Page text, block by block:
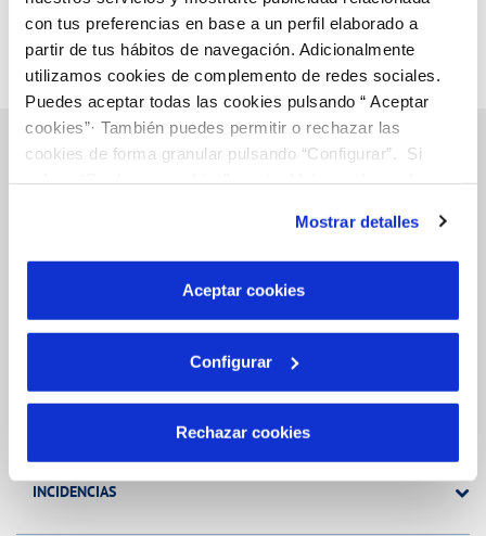
con tus preferencias en base a un perfil elaborado a
partir de tus hábitos de navegación. Adicionalmente
utilizamos cookies de complemento de redes sociales.
Puedes aceptar todas las cookies pulsando “ Aceptar
cookies”· También puedes permitir o rechazar las
cookies de forma granular pulsando “Configurar”. Si
son indispensables para que el sitio web funcione y que
por tanto no se pueden desactivar. Puedes consultar
más información en nuestraPolítica de Cookies
Mostrar detalles
Aceptar cookies
Configurar
Rechazar cookies
INCIDENCIAS